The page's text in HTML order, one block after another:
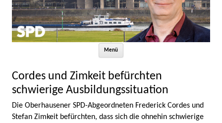
Menü
Cordes und Zimkeit befürchten
schwierige Ausbildungssituation
Die Oberhausener SPD-Abgeordneten Frederick Cordes und
Stefan Zimkeit befürchten, dass sich die ohnehin schwierige